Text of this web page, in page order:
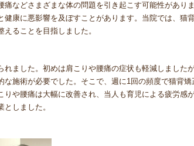
などさまざまな体の問題を引き起こす可能性があり
康に悪影響を及ぼすことがあります。当院では、猫背
ることを目指しました。
ました。初めは肩こりや腰痛の症状も軽減しました
施術が必要でした。そこで、週に1回の頻度で猫背矯
りや腰痛は大幅に改善され、当人も育児による疲労感
しました。